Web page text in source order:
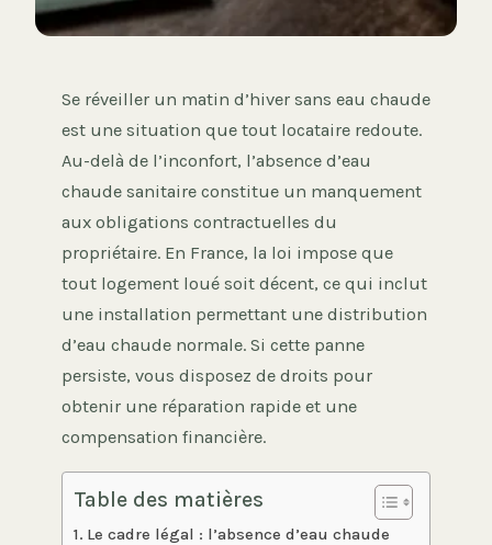
Se réveiller un matin d’hiver sans eau chaude
est une situation que tout locataire redoute.
Au-delà de l’inconfort, l’absence d’eau
chaude sanitaire constitue un manquement
aux obligations contractuelles du
propriétaire. En France, la loi impose que
tout logement loué soit décent, ce qui inclut
une installation permettant une distribution
d’eau chaude normale. Si cette panne
persiste, vous disposez de droits pour
obtenir une réparation rapide et une
compensation financière.
Table des matières
Le cadre légal : l’absence d’eau chaude